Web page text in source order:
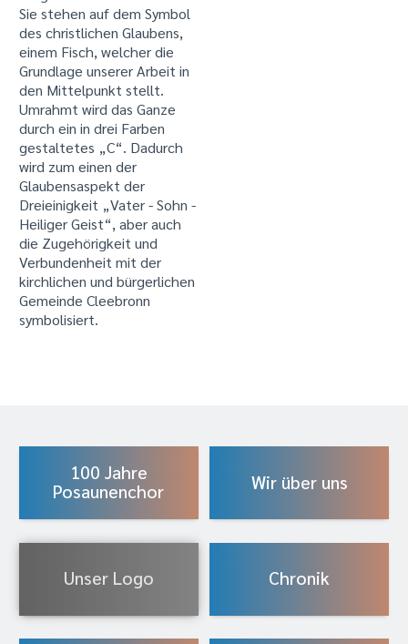
Sie stehen auf dem Symbol
des christlichen Glaubens,
einem Fisch, welcher die
Grundlage unserer Arbeit in
den Mittelpunkt stellt.
Umrahmt wird das Ganze
durch ein in drei Farben
gestaltetes „C“. Dadurch
wird zum einen der
Glaubensaspekt der
Dreieinigkeit „Vater - Sohn -
Heiliger Geist“, aber auch
die Zugehörigkeit und
Verbundenheit mit der
kirchlichen und bürgerlichen
Gemeinde Cleebronn
symbolisiert.
100 Jahre
Posaunenchor
Wir über uns
Unser Logo Chronik